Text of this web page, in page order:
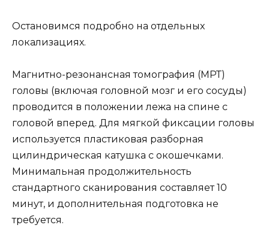
Остановимся подробно на отдельных
локализациях.
Магнитно-резонансная томография (МРТ)
головы (включая головной мозг и его сосуды)
проводится в положении лежа на спине с
головой вперед. Для мягкой фиксации головы
используется пластиковая разборная
цилиндрическая катушка с окошечками.
Минимальная продолжительность
стандартного сканирования составляет 10
минут, и дополнительная подготовка не
требуется.